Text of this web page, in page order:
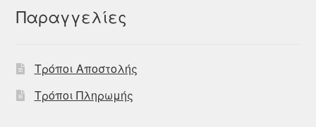
Παραγγελίες
Τρόποι Αποστολής
Τρόποι Πληρωμής